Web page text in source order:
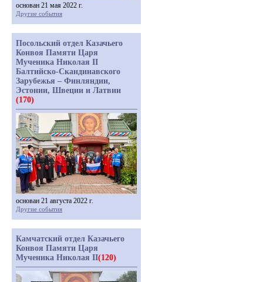
основан 21 мая 2022 г.
Другие события
Посольский отдел Казачьего
Конвоя Памяти Царя
Мученика Николая II
Балтийско-Скандинавского
Зарубежья – Финляндии,
Эстонии, Швеции и Латвии
(170)
основан 21 августа 2022 г.
Другие события
Камчатский отдел Казачьего
Конвоя Памяти Царя
Мученика Николая II(120)